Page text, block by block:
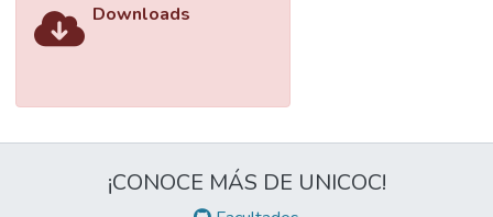
Downloads
¡CONOCE MÁS DE UNICOC!